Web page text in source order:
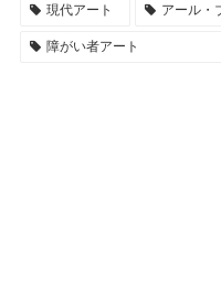
現代アート アール・
障がい者アート